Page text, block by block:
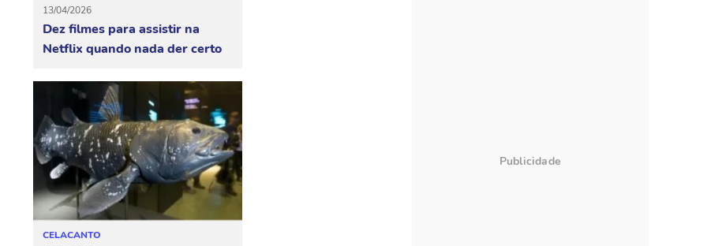
13/04/2026
Dez filmes para assistir na
Netflix quando nada der certo
CELACANTO